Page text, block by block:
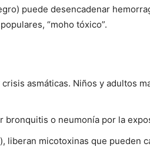
puede desencadenar
“moho tóxico”.
asmáticas. Niños y adultos
o neumonía por la
liberan micotoxinas que pueden